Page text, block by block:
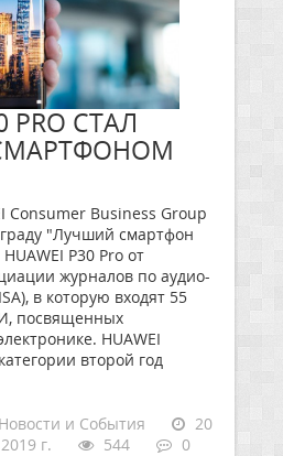
PRO СТАЛ
Consumer Business Group
"Лучший смартфон
P30 Pro от
журналов по аудио-
в которую входят 55
посвященных
HUAWEI
второй год
и События
20
г.
544 0